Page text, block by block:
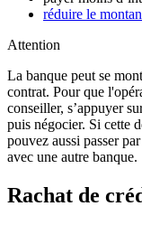
réduire le
Attention
La banque peut se
contrat. Pour que
conseiller, s’appuyer
puis négocier. Si cette
pouvez aussi passer
avec une autre banque.
Rachat de